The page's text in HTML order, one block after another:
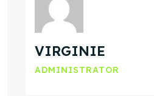
VIRGINIE
ADMINISTRATOR